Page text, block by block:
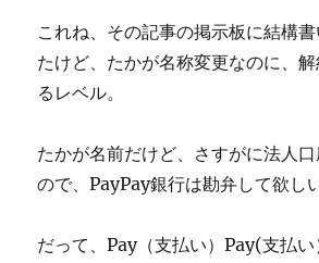
これね、その記事の掲示板に結構
たけど、たかが名称変更なのに、解
るレベル。
たかが名前だけど、さすがに法人
ので、PayPay銀行は勘弁して欲しい
だって、Pay（支払い）Pay(支払